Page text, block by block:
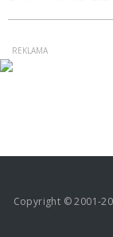
Copyright © 2001-